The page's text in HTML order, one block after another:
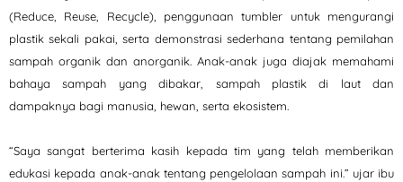
(Reduce, Reuse, Recycle), penggunaan tumbler untuk mengurangi
plastik sekali pakai, serta demonstrasi sederhana tentang pemilahan
sampah organik dan anorganik. Anak-anak juga diajak memahami
bahaya sampah yang dibakar, sampah plastik di laut dan
dampaknya bagi manusia, hewan, serta ekosistem.
“Saya sangat berterima kasih kepada tim yang telah memberikan
edukasi kepada anak-anak tentang pengelolaan sampah ini.” ujar ibu